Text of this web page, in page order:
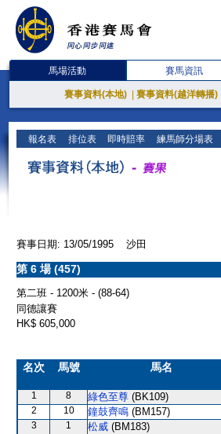
馬場活動 賽馬資訊
賽事資料(本地) 賽事資料(越洋轉播)
報名表 排位表 即時賠率 練馬師分場表
賽事日期: 13/05/1995 沙田
第 6 場 (457)
第二班 - 1200米 - (88-64)
同德讓賽
HK$ 605,000
名次 馬號 馬名
1 8 綠色至尊 (BK109)
2
10 鐘鼓齊鳴 (BM157)
3
1 松威 (BM183)